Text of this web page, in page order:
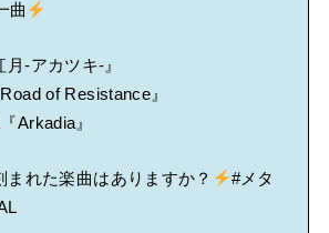
曲
-アカツキ-』
of Resistance』
Arkadia』
まれた楽曲はありますか？
#メタ